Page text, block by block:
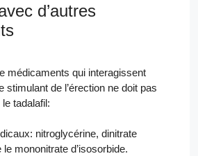
d’autres
médicaments qui interagissent
stimulant de l’érection ne doit pas
tadalafil:
nitroglycérine, dinitrate
le mononitrate d’isosorbide.